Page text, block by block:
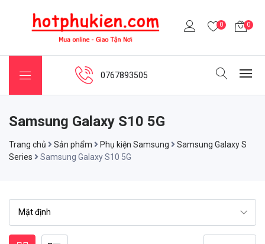
0 0
0767893505
Samsung Galaxy S10 5G
Trang chủ Sản phẩm Phụ kiện Samsung
Samsung Galaxy S
Series
Samsung Galaxy S10 5G